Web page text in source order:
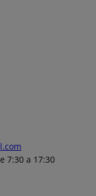
7:30 a 17:30